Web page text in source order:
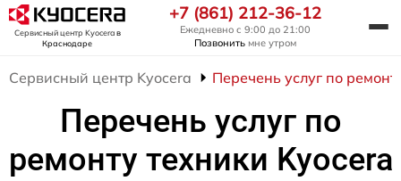
Сервисный центр Kyoceraв
Краснодаре
+7 (861) 212-36-12
Ежедневно с 9:00 до 21:00
Позвонить мне утром
Сервисный центр Kyocera Перечень услуг по
Перечень услуг по
ремонту техники Kyocera